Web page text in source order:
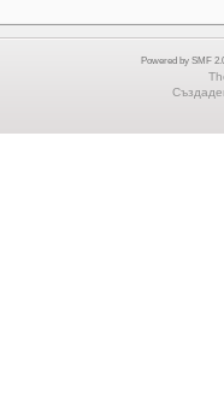
Powered by SMF